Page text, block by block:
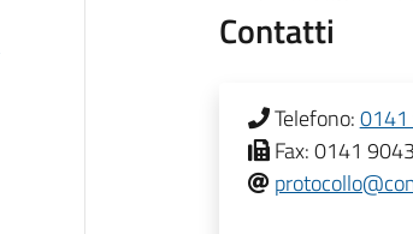
Contatti
Telefono:
Fax:0141